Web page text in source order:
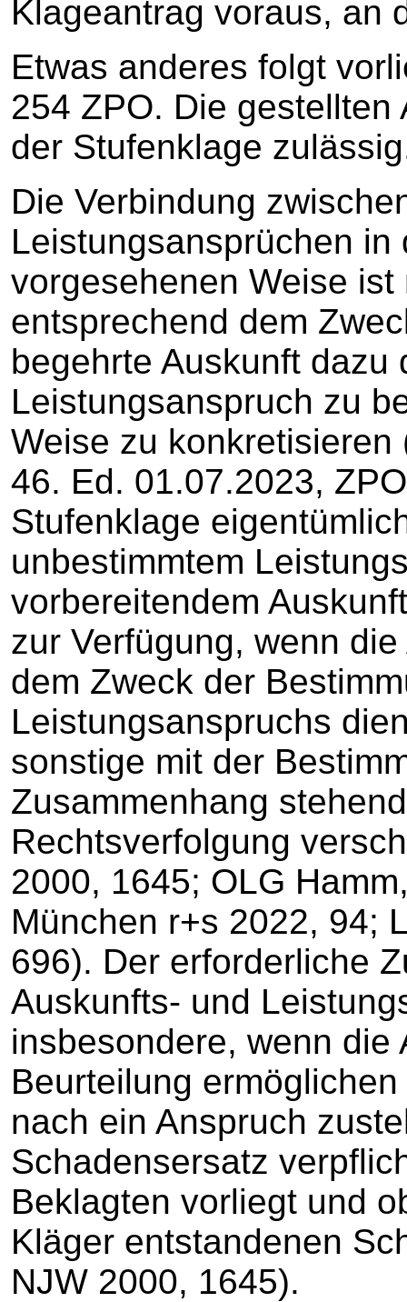
Klageantrag voraus, an
Etwas anderes folgt
254 ZPO. Die
der Stufenklage
Die Verbindung
Leistungsansprüchen in
vorgesehenen Weise
entsprechend dem
begehrte Auskunft dazu
Leistungsanspruch zu
Weise zu konkretisieren
46. Ed. 01.07.2023,
Stufenklage
unbestimmtem
vorbereitendem
zur Verfügung, wenn
dem Zweck der
Leistungsanspruchs
sonstige mit der
Zusammenhang
Rechtsverfolgung
2000, 1645; OLG
München r+s 2022, 94;
696). Der erforderliche
Auskunfts- und
insbesondere, wenn die
Beurteilung
nach ein Anspruch
Schadensersatz
Beklagten vorliegt und
Kläger entstandenen
NJW 2000, 1645).